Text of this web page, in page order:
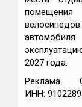
2027 года.
ИНН: